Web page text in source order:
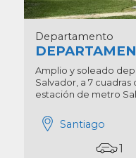
Departamento
Amplio y soleado
Salvador, a 7
estación de metro
Santiago
1